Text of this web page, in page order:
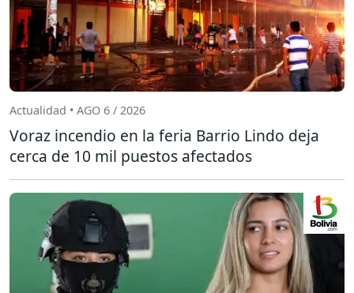
Actualidad • AGO 6 / 2026
Voraz incendio en la feria Barrio Lindo deja
cerca de 10 mil puestos afectados